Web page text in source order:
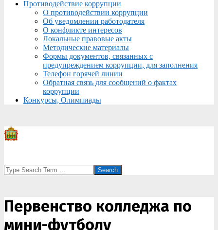
Противодействие коррупции
О противодействии коррупции
Об уведомлении работодателя
О конфликте интересов
Локальные правовые акты
Методические материалы
Формы документов, связанных с
предупреждением коррупции, для заполнения
Телефон горячей линии
Обратная связь для сообщений о фактах
коррупции
Конкурсы, Олимпиады
Search
Первенство колледжа по
мини-футболу